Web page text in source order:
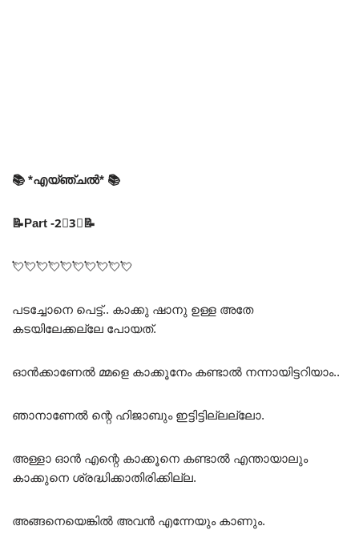
📚 *എയ്ഞ്ചൽ* 📚
📝Part -2⃣3⃣📝
💘💘💘💘💘💘💘💘💘💘
പടച്ചോനെ പെട്ട്.. കാക്കു ഷാനു ഉള്ള അതേ
കടയിലേക്കല്ലേ പോയത്.
ഓൻക്കാണേൽ മ്മളെ കാക്കൂനേം കണ്ടാൽ നന്നായിട്ടറിയാം..
ഞാനാണേൽ ന്റെ ഹിജാബും ഇട്ടിട്ടില്ലല്ലോ.
അള്ളാ ഓൻ എന്റെ കാക്കൂനെ കണ്ടാൽ എന്തായാലും
കാക്കുനെ ശ്രദ്ധിക്കാതിരിക്കില്ല.
അങ്ങനെയെങ്കിൽ അവൻ എന്നേയും കാണും.